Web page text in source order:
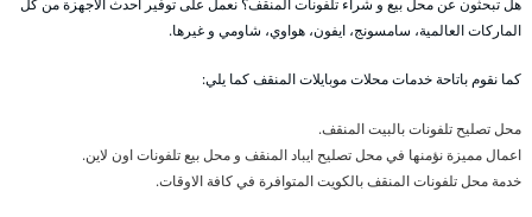
هل تبحثون عن محل بيع و شراء تلفونات المنقف؟ نعمل على توفير احدث الاجهزة من كل
الماركات العالمية، سامسونج، ايفون، هواوي، شاومي و غيرها.
كما نقوم باتاحة خدمات محلات موبايلات المنقف كما يلي:
محل تصليح تلفونات بالبيت المنقف.
اعمال مميزة نؤمنها في محل تصليح ايباد المنقف و محل بيع تلفونات اون لاين.
خدمة محل تلفونات المنقف بالكويت المتوافرة في كافة الاوقات.